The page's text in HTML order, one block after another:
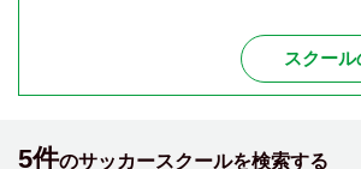
スクー
5件のサッカースクールを検索する